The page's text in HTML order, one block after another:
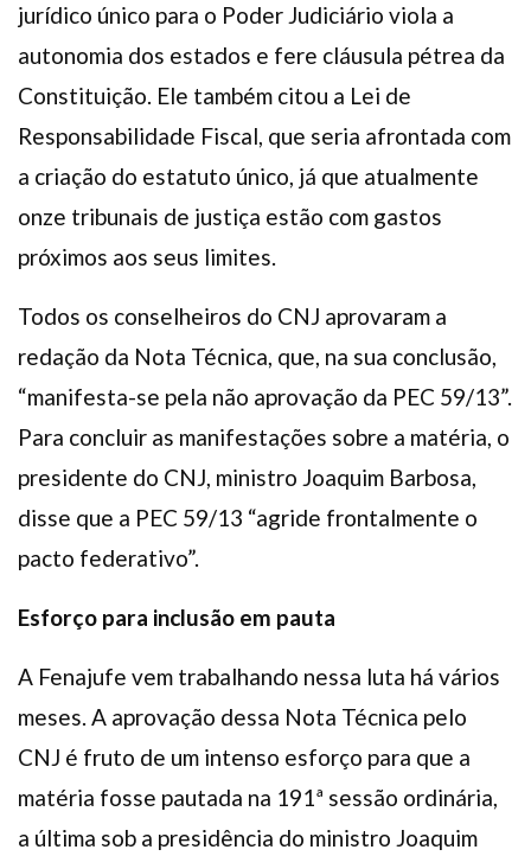
jurídico único para o Poder Judiciário viola a
autonomia dos estados e fere cláusula pétrea da
Constituição. Ele também citou a Lei de
Responsabilidade Fiscal, que seria afrontada com
a criação do estatuto único, já que atualmente
onze tribunais de justiça estão com gastos
próximos aos seus limites.
Todos os conselheiros do CNJ aprovaram a
redação da Nota Técnica, que, na sua conclusão,
“manifesta-se pela não aprovação da PEC 59/13”.
Para concluir as manifestações sobre a matéria, o
presidente do CNJ, ministro Joaquim Barbosa,
disse que a PEC 59/13 “agride frontalmente o
pacto federativo”.
Esforço para inclusão em pauta
A Fenajufe vem trabalhando nessa luta há vários
meses. A aprovação dessa Nota Técnica pelo
CNJ é fruto de um intenso esforço para que a
matéria fosse pautada na 191ª sessão ordinária,
a última sob a presidência do ministro Joaquim